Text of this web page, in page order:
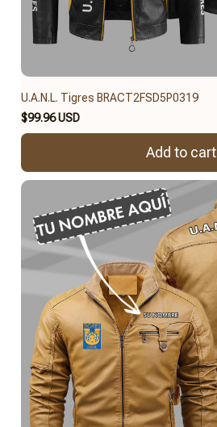
U.A.N.L. Tigres BRACT2FSD5P0319
$99.96 USD
Add to cart